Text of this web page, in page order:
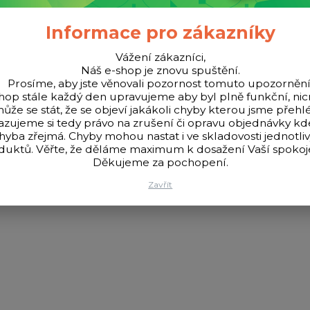
opěradlem a důmyslným systémem volitelných
umístěny až v osmi různých pozicích po obvodu křesla. Čtyři
během okamžiku vytvořit robustní přepravní vozík s
na matraci a jeden boční adaptér na příslušenství. Křeslo i
kategorii plavaná a feeder a rovněž vítěz hlavní ceny GRAND
Informace pro zákazníky
Vážení zákazníci,
Náš e-shop je znovu spuštění.
Prosíme, aby jste věnovali pozornost tomuto
stále každý den upravujeme aby byl plně funkční,
se stát, že se objeví jakákoli chyby kterou jsme
si tedy právo na zrušení či opravu objednávky
zřejmá. Chyby mohou nastat i ve skladovosti
Věřte, že děláme maximum k dosažení Vaší
Děkujeme za pochopení.
Zavřít